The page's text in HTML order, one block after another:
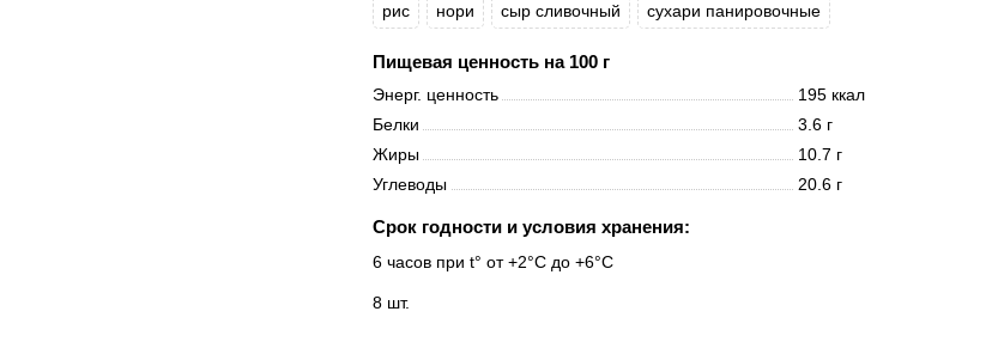
рис нори сыр сливочный сухари панировочные
Пищевая ценность на 100 г
Энерг. ценность
195 ккал
Белки
3.6 г
Жиры
10.7 г
Углеводы
20.6 г
Срок годности и условия хранения:
6 часов при t° от +2°C до +6°C
8 шт.